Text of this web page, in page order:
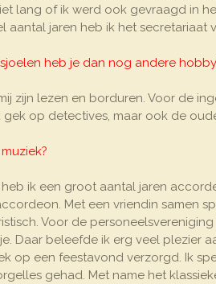
lang of ik werd ook gevraagd in
aantal jaren heb ik het secretariaat
heb je dan nog andere
zijn lezen en borduren. Voor de
op detectives, maar ook de
ik een groot aantal jaren
Met een vriendin samen
Voor de
Daar beleefde ik erg veel plezier
op een feestavond verzorgd. Ik
gehad. Met name het